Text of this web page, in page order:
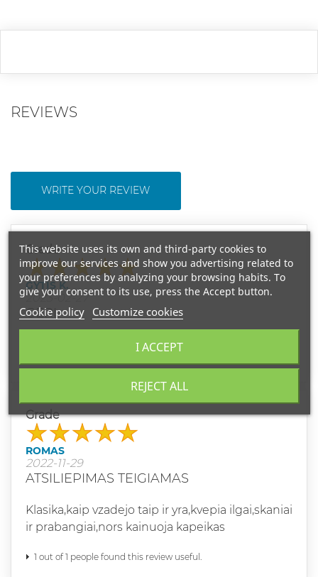
REVIEWS
WRITE YOUR REVIEW
Grade
GYTIS K.
2023-02-27
GERI
aciu, patiko, solidus vyriskas kvapas, ilgai islieka
Grade
ROMAS
2022-11-29
ATSILIEPIMAS TEIGIAMAS
Klasika,kaip vzadejo taip ir yra,kvepia ilgai,skaniai
ir prabangiai,nors kainuoja kapeikas
1 out of 1 people found this review useful.
This website uses its own and third-party cookies to
improve our services and show you advertising related to
your preferences by analyzing your browsing habits. To
give your consent to its use, press the Accept button.
Cookie policy Customize cookies
REJECT ALL
I ACCEPT